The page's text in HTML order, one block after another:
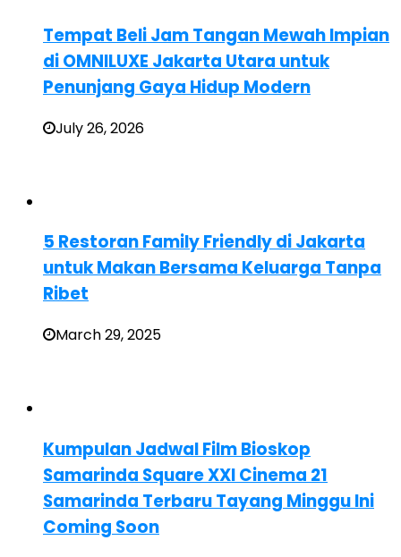
Tempat Beli Jam Tangan Mewah Impian
di OMNILUXE Jakarta Utara untuk
Penunjang Gaya Hidup Modern
July 26, 2026
5 Restoran Family Friendly di Jakarta
untuk Makan Bersama Keluarga Tanpa
Ribet
March 29, 2025
Kumpulan Jadwal Film Bioskop
Samarinda Square XXI Cinema 21
Samarinda Terbaru Tayang Minggu Ini
Coming Soon